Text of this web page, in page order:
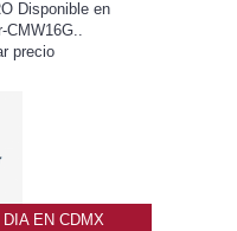
Disponible en
CMW16G..
precio
DIA EN CDMX